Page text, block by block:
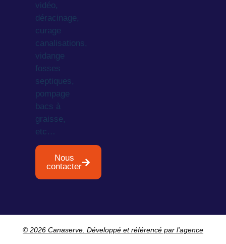
vidéo,
déracinage,
curage
canalisations,
vidange
fosses
septiques,
pompage
bacs à
graisse,
etc…
Nous
contacter
© 2026 Canaserve. Développé et référencé par l'agence